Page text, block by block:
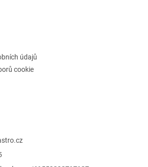
u
údajů
cookie